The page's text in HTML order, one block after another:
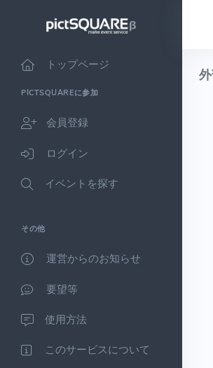
トップページ
PICTSQUAREに参加
会員登録
ログイン
イベントを探す
その他
運営からのお知らせ
要望等
使用方法
このサービスについて